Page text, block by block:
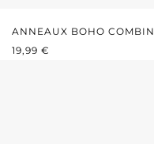
ANNEAUX BOHO
PRIX RÉGULIER :
19,99 €